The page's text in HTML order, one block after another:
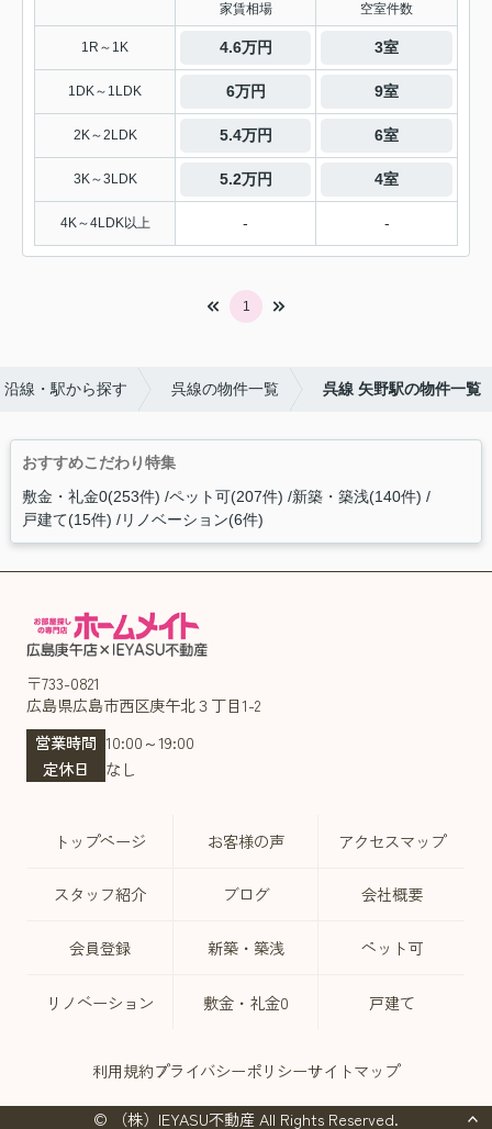
家賃相場 空室件数
1R～1K 4.6万円 3室
1DK～1LDK 6万円 9室
2K～2LDK 5.4万円 6室
3K～3LDK 5.2万円 4室
4K～4LDK以上 - -
1
沿線・駅から探す 呉線の物件一覧 呉線 矢野駅の物件一覧
おすすめこだわり特集
敷金・礼金0(253件) ペット可(207件) 新築・築浅(140件)
戸建て(15件) リノベーション(6件)
〒733-0821
広島県広島市西区庚午北３丁目1-2
営業時間 10:00～19:00
定休日
なし
トップページ お客様の声 アクセスマップ
スタッフ紹介 ブログ 会社概要
会員登録 新築・築浅 ペット可
リノベーション 敷金・礼金0 戸建て
利用規約プライバシーポリシーサイトマップ
© （株）IEYASU不動産 All Rights Reserved.